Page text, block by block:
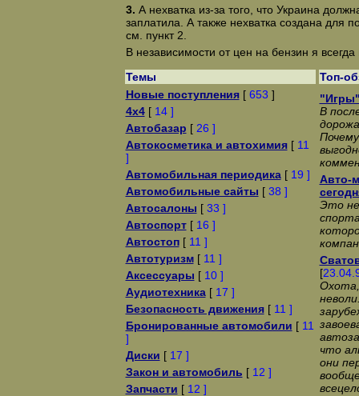
3. А нехватка из-за того, что Украина
заплатила. А также нехватка создана для
см. пункт 2.
В независимости от цен на бензин я всегда
Темы
Топ-
Новые поступления[ 653 ]
4x4[ 14 ]
Автобазар [ 26 ]
Автокосметика и автохимия[ 11
]
Автомобильная периодика[ 19 ]
Автомобильные сайты [ 38 ]
Автосалоны [ 33 ]
Автоспорт[ 16 ]
Автостоп[ 11 ]
Автотуризм[ 11 ]
Аксессуары [ 10 ]
Аудиотехника[ 17 ]
Безопасность движения[ 11 ]
Бронированные автомобили [ 11
]
Диски [ 17 ]
Закон и автомобиль [ 12 ]
Запчасти [ 12 ]
В
Авто-
Это
[
что
они